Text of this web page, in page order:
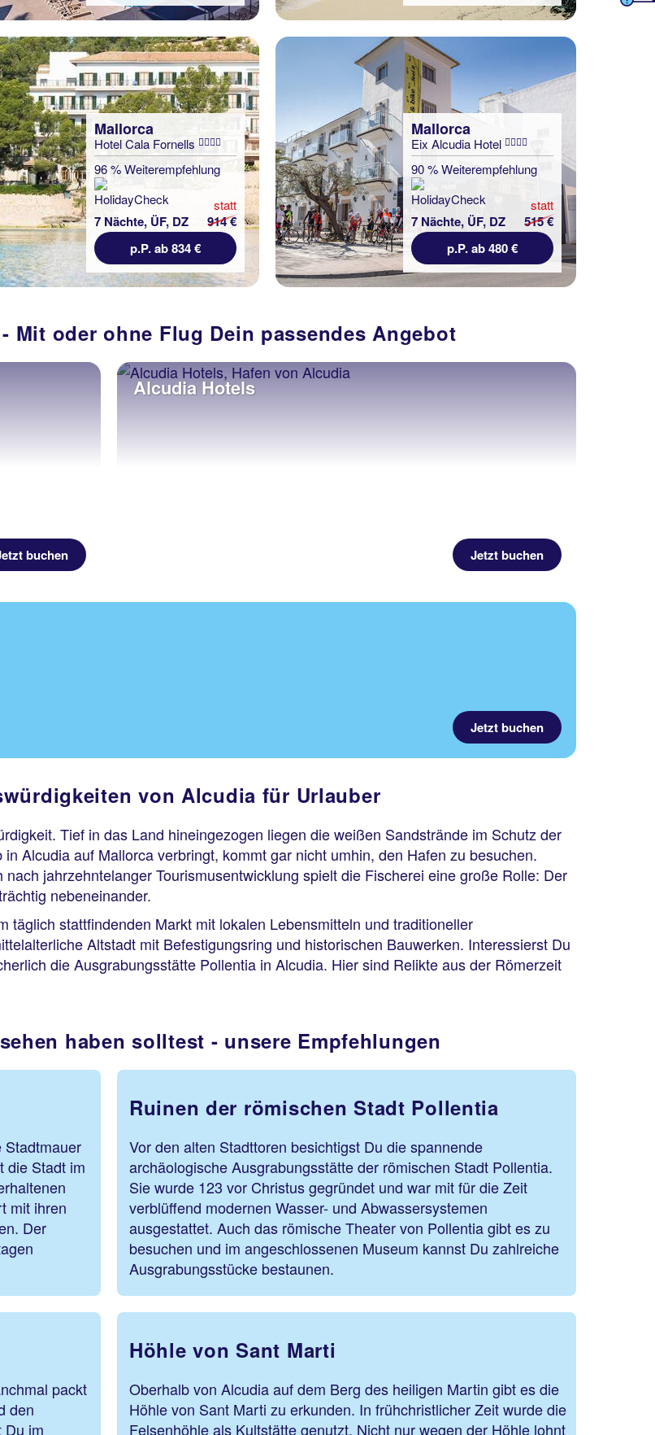
Mallorca
Hotel Cala Fornells
96 % Weiterempfehlung
7 Nächte, ÜF, DZ
statt
914 €
p.P. ab 834 €
Mallorca
Eix Alcudia Hotel
90 % Weiterempfehlung
7 Nächte, ÜF, DZ
statt
515 €
p.P. ab 480 €
Mit oder ohne Flug Dein passendes Angebot
buchen
Alcudia Hotels
Jetzt buchen
Jetzt buchen
von Alcudia für Urlauber
Tief in das Land hineingezogen liegen die weißen Sandstrände im Schutz der
Alcudia auf Mallorca verbringt, kommt gar nicht umhin, den Hafen zu besuchen.
jahrzehntelanger Tourismusentwicklung spielt die Fischerei eine große Rolle: Der
nebeneinander.
täglich stattfindenden Markt mit lokalen Lebensmitteln und traditioneller
Altstadt mit Befestigungsring und historischen Bauwerken. Interessierst Du
die Ausgrabungsstätte Pollentia in Alcudia. Hier sind Relikte aus der Römerzeit
haben solltest - unsere Empfehlungen
Stadtmauer
die Stadt im
mit ihren
Der
packt
den
Du im
Ruinen der römischen Stadt Pollentia
Vor den alten Stadttoren besichtigst Du die spannende
archäologische Ausgrabungsstätte der römischen Stadt Pollentia.
Sie wurde 123 vor Christus gegründet und war mit für die Zeit
verblüffend modernen Wasser- und Abwassersystemen
ausgestattet. Auch das römische Theater von Pollentia gibt es zu
besuchen und im angeschlossenen Museum kannst Du zahlreiche
Ausgrabungsstücke bestaunen.
Höhle von Sant Marti
Oberhalb von Alcudia auf dem Berg des heiligen Martin gibt es die
Höhle von Sant Marti zu erkunden. In frühchristlicher Zeit wurde die
Felsenhöhle als Kultstätte genutzt. Nicht nur wegen der Höhle lohnt